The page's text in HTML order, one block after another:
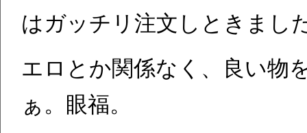
はガッチリ注文しときまし
エロとか関係なく、良い物
ぁ。眼福。